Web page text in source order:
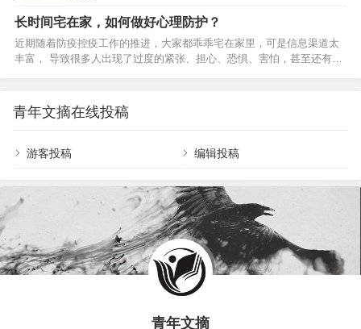
沉丹田，保留两秒钟。然后，轻轻地、慢慢地将气呼出。吸气持…
光、音响刺激睡眠者后，将其唤醒，结果发现，三
种刺激被编入梦境的比例分别为42%、23%和9%；
其二是日有所思，夜有所梦。许多研究梦的内容的
科学家发现，梦里往往重视白天的经历。从这两点
些尚未被察觉的疾病。一般说来，器质性疾病的发
生，总会有某些特定的症状。但是，在疾病的发生
长时间宅在家，如何做好心理防护？
近期随着防疫控疫工作的推进，大家都乖乖宅在家里，可是信息渠道太
丰富， 导致很多人出现了过度的紧张、担心、恐惧、害怕，甚至还有抑
呼吸困难， 吃不下饭、睡不着觉，从而可能导致身体抵抗力下降。甚至
有的人不放心，到医院去看医生，又增加了交叉感染的风险。所以，科
控疫极为重要，今天为大家分享心理调适六大妙招。 0…
青年文摘在线投稿
游客投稿 编辑投稿
青年文摘